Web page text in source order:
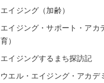
エイジング（加齢）
エイジング・サポート・アカ
育）
エイジングするまち探訪記
ウエル・エイジング・アカデ